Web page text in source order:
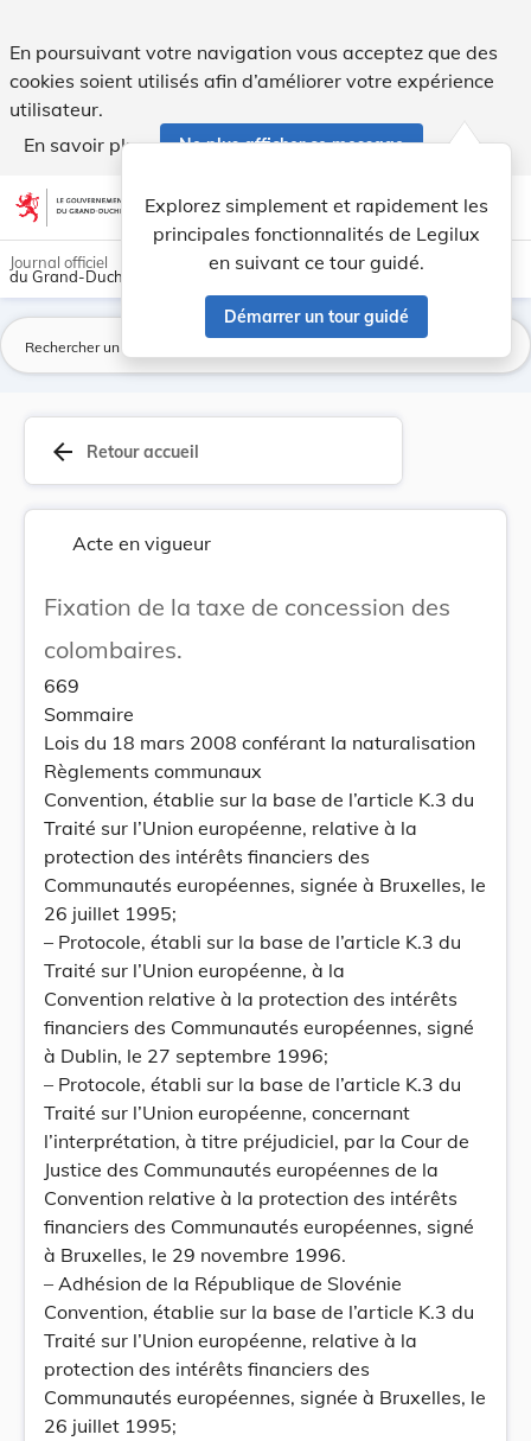
En poursuivant votre navigation vous acceptez que des
cookies soient utilisés afin d’améliorer votre expérience
utilisateur.
En savoir plus
Ne plus afficher ce message
Aller au contenu account_circle help Aide
Explorez simplement et rapidement les
principales fonctionnalités de Legilux
en suivant ce tour guidé.
Démarrer un tour guidé
light_mode dark_mode
Journal officiel
du Grand-Duché de Luxembourg
arrow_back Retour accueil
Acte en vigueur
Fixation de la taxe de concession des
colombaires.
669
Sommaire
Lois du 18 mars 2008 conférant la naturalisation
Règlements communaux
Convention, établie sur la base de l’article K.3 du
Traité sur l’Union européenne, relative à la
protection des intérêts financiers des
Communautés européennes, signée à Bruxelles, le
26 juillet 1995;
– Protocole, établi sur la base de l’article K.3 du
Traité sur l’Union européenne, à la
Convention relative à la protection des intérêts
financiers des Communautés européennes, signé
à Dublin, le 27 septembre 1996;
– Protocole, établi sur la base de l’article K.3 du
Traité sur l’Union européenne, concernant
l’interprétation, à titre préjudiciel, par la Cour de
Justice des Communautés européennes de la
Convention relative à la protection des intérêts
financiers des Communautés européennes, signé
à Bruxelles, le 29 novembre 1996.
– Adhésion de la République de Slovénie
Convention, établie sur la base de l’article K.3 du
Traité sur l’Union européenne, relative à la
protection des intérêts financiers des
Communautés européennes, signée à Bruxelles, le
26 juillet 1995;